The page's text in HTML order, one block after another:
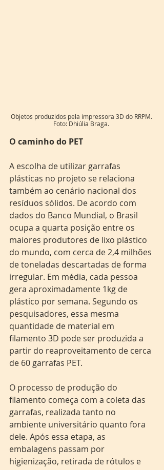
Objetos produzidos pela impressora 3D do RRPM.
Foto: Dhiúlia Braga.
O caminho do PET
A escolha de utilizar garrafas
plásticas no projeto se relaciona
também ao cenário nacional dos
resíduos sólidos. De acordo com
dados do Banco Mundial, o Brasil
ocupa a quarta posição entre os
maiores produtores de lixo plástico
do mundo, com cerca de 2,4 milhões
de toneladas descartadas de forma
irregular. Em média, cada pessoa
gera aproximadamente 1kg de
plástico por semana. Segundo os
pesquisadores, essa mesma
quantidade de material em
filamento 3D pode ser produzida a
partir do reaproveitamento de cerca
de 60 garrafas PET.
O processo de produção do
filamento começa com a coleta das
garrafas, realizada tanto no
ambiente universitário quanto fora
dele. Após essa etapa, as
embalagens passam por
higienização, retirada de rótulos e